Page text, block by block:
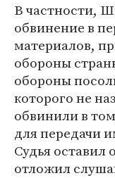
В частности,
обвинение в
материалов,
обороны
обороны
которого не
обвинили в
для передачи
Судья
отложил